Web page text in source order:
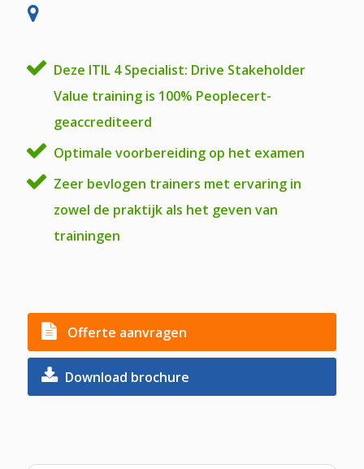
Deze ITIL 4 Specialist: Drive Stakeholder
Value training is 100% Peoplecert-
geaccrediteerd
Optimale voorbereiding op het examen
Zeer bevlogen trainers met ervaring in
zowel de praktijk als het geven van
trainingen
Offerte aanvragen
Download brochure